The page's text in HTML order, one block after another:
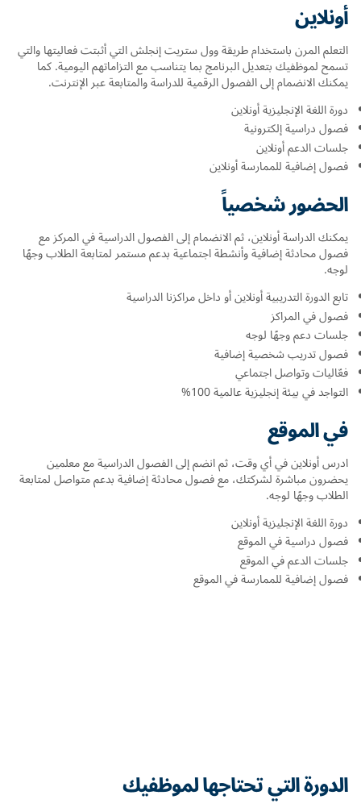
أونلاين
التعلم المرن باستخدام طريقة وول ستريت إنجلش التي أثبتت فعاليتها والتي
تسمح لموظفيك بتعديل البرنامج بما يتناسب مع التزاماتهم اليومية. كما
يمكنك الانضمام إلى الفصول الرقمية للدراسة والمتابعة عبر الإنترنت.
دورة اللغة الإنجليزية أونلاين
فصول دراسية إلكترونية
جلسات الدعم أونلاين
فصول إضافية للممارسة أونلاين
الحضور شخصياً
يمكنك الدراسة أونلاين، ثم الانضمام إلى الفصول الدراسية في المركز مع
فصول محادثة إضافية وأنشطة اجتماعية بدعم مستمر لمتابعة الطلاب وجهًا
لوجه.
تابع الدورة التدريبية أونلاين أو داخل مراكزنا الدراسية
فصول في المراكز
جلسات دعم وجهًا لوجه
فصول تدريب شخصية إضافية
فعّاليات وتواصل اجتماعي
التواجد في بيئة إنجليزية عالمية 100%
في الموقع
ادرس أونلاين في أي وقت، ثم انضم إلى الفصول الدراسية مع معلمين
يحضرون مباشرة لشركتك، مع فصول محادثة إضافية بدعم متواصل لمتابعة
الطلاب وجهًا لوجه.
دورة اللغة الإنجليزية أونلاين
فصول دراسية في الموقع
جلسات الدعم في الموقع
فصول إضافية للممارسة في الموقع
الدورة التي تحتاجها لموظفيك